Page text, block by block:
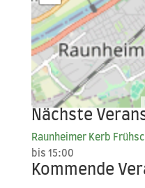
Nächste
Raun­hei­mer Kerb
bis 15:00
Kommende